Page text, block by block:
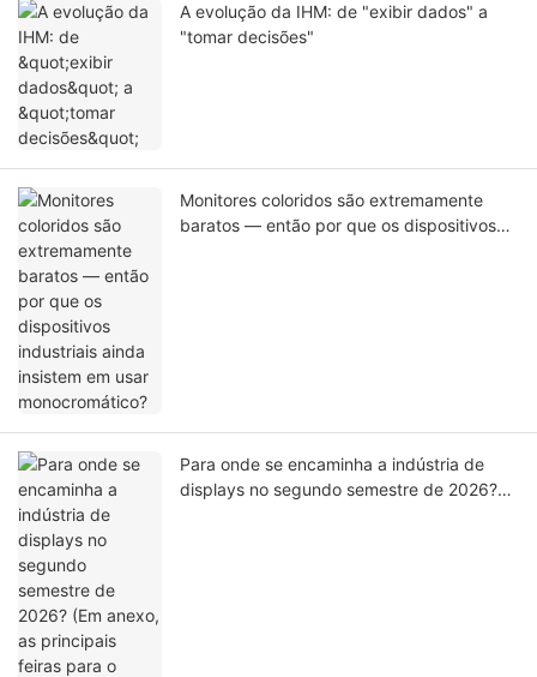
A evolução da IHM: de "exibir dados" a
"tomar decisões"
Monitores coloridos são extremamente
baratos — então por que os dispositivos
Para onde se encaminha a indústria de
displays no segundo semestre de 2026?